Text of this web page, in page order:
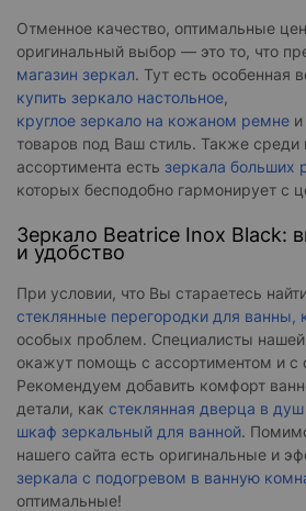
Отменное качество, оптимальные
оригинальный выбор — это то, что
магазин зеркал. Тут есть особенная
купить зеркало настольное,
круглое зеркало на кожаном ремне
товаров под Ваш стиль. Также среди
ассортимента есть зеркала больших
которых бесподобно гармонирует с
Зеркало Beatrice Inox Black:
и удобство
При условии, что Вы стараетесь
стеклянные перегородки для ванны,
особых проблем. Специалисты
окажут помощь с ассортиментом и с
Рекомендуем добавить комфорт
детали, как стеклянная дверца в душ
шкаф зеркальный для ванной.
нашего сайта есть оригинальные и
зеркала с подогревом в ванную
оптимальные!